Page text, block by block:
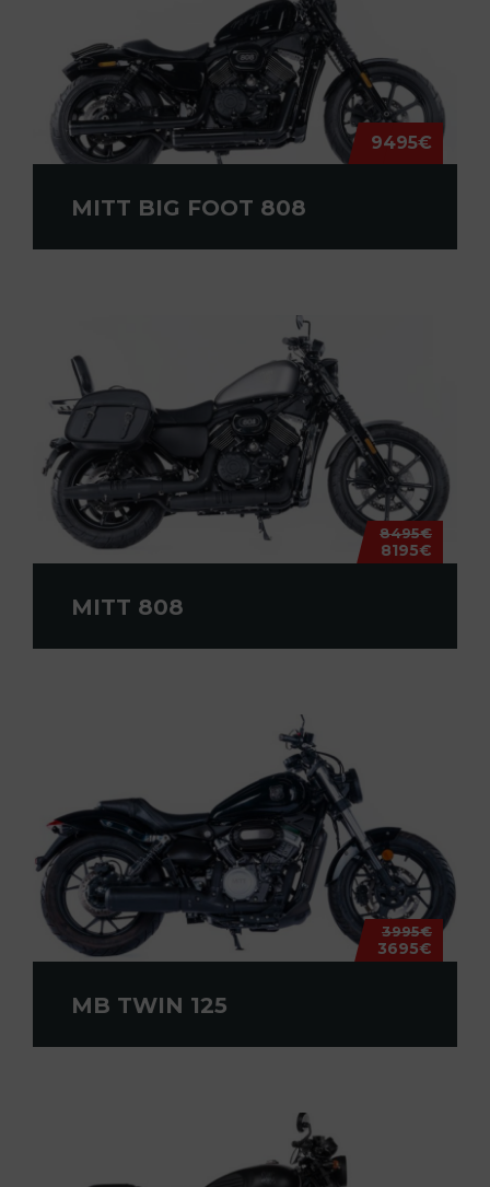
9495€
MITT BIG FOOT 808
8495€
8195€
MITT 808
3995€
3695€
MB TWIN 125